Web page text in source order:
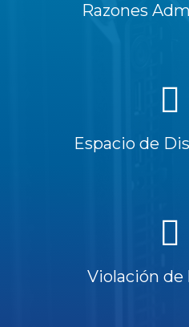
Razones
Espacio de
Violación de